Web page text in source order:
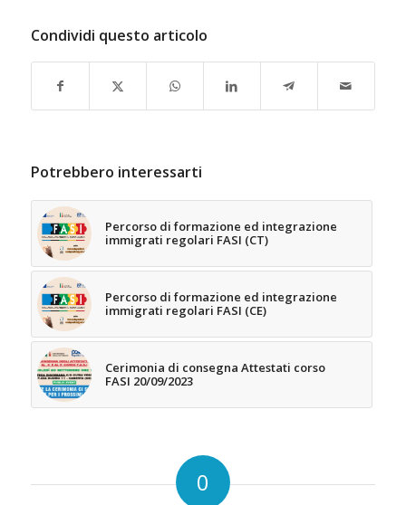
Condividi questo articolo
Potrebbero interessarti
Percorso di formazione ed integrazione
immigrati regolari FASI (CT)
Percorso di formazione ed integrazione
immigrati regolari FASI (CE)
Cerimonia di consegna Attestati corso
FASI 20/09/2023
0